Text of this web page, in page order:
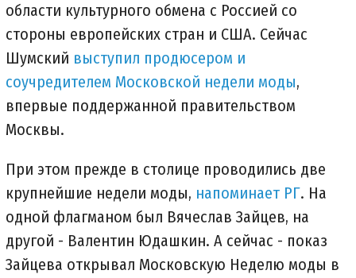
области культурного обмена с Россией со
стороны европейских стран и США. Сейчас
Шумский выступил продюсером и
соучредителем Московской недели моды,
впервые поддержанной правительством
Москвы.
При этом прежде в столице проводились две
крупнейшие недели моды, напоминает РГ. На
одной флагманом был Вячеслав Зайцев, на
другой - Валентин Юдашкин. А сейчас - показ
Зайцева открывал Московскую Неделю моды в